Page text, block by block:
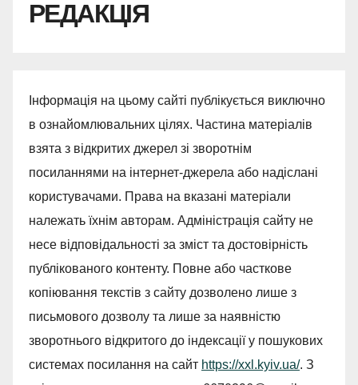
РЕДАКЦІЯ
Інформація на цьому сайті публікується виключно
в ознайомлювальних цілях. Частина матеріалів
взята з відкритих джерел зі зворотнім
посиланнями на інтернет-джерела або надіслані
користувачами. Права на вказані матеріали
належать їхнім авторам. Адміністрація сайту не
несе відповідальності за зміст та достовірність
публікованого контенту. Повне або часткове
копіювання текстів з сайту дозволено лише з
письмового дозволу та лише за наявністю
зворотнього відкритого до індексації у пошукових
системах посилання на сайт https://xxl.kyiv.ua/. З